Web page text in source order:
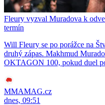
Fleury vyzval Muradova k
termín
Will Fleury se po porážce na
druhý zápas. Makhmud
OKTAGON 100, pokud duel
MMAMAG.cz
dnes, 09:51